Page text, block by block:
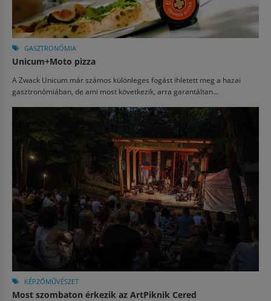
GASZTRONÓMIA
Unicum+Moto pizza
A Zwack Unicum már számos különleges fogást ihletett meg a hazai
gasztronómiában, de ami most következik, arra garantáltan...
KÉPZŐMŰVÉSZET
Most szombaton érkezik az ArtPiknik Cered